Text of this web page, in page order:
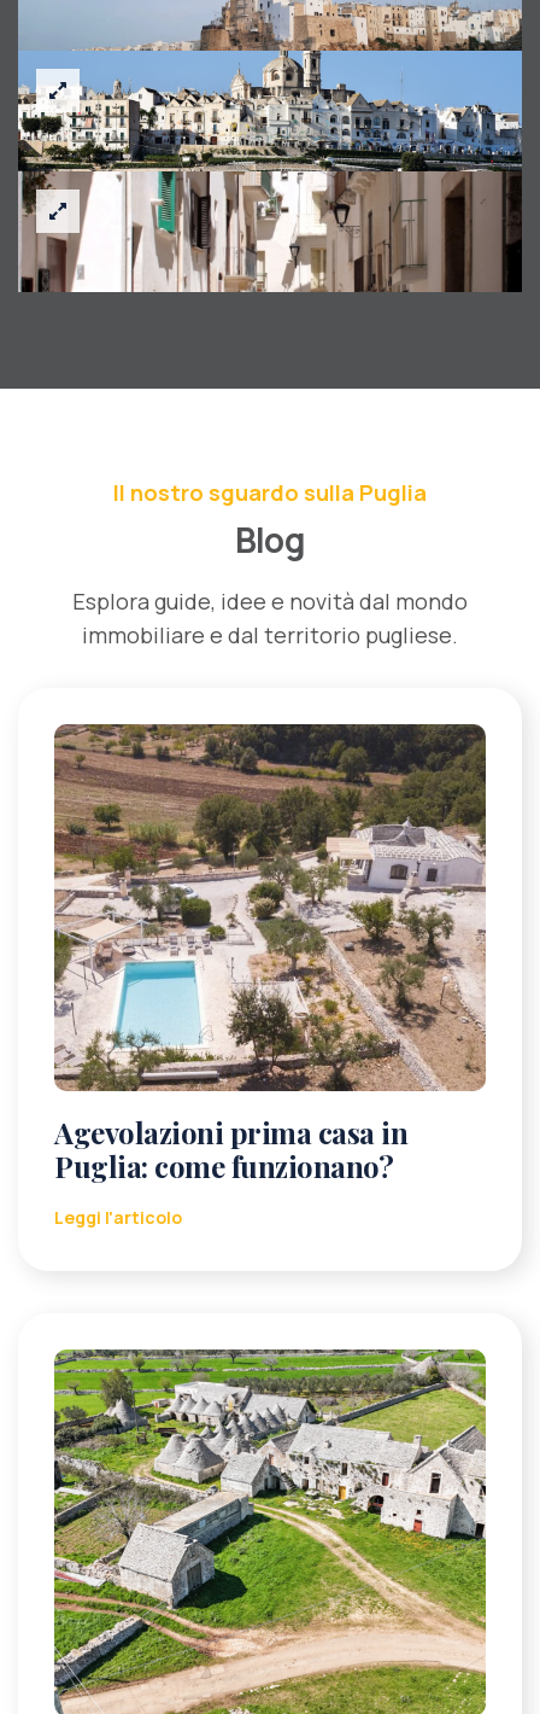
Il nostro sguardo sulla Puglia
Blog
Esplora guide, idee e novità dal mondo
immobiliare e dal territorio pugliese.
Agevolazioni prima casa in
Puglia: come funzionano?
Leggi l'articolo